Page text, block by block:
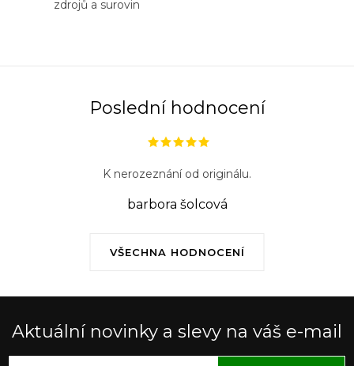
zdrojů a surovin
Poslední hodnocení
VŠECHNA HODNOCENÍ
K nerozeznání od originálu.
barbora šolcová
Aktuální novinky a slevy na váš e-mail